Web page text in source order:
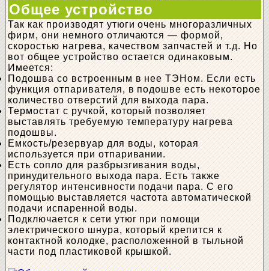
Общее устройство
Так как производят утюги очень многоразличных
фирм, они немного отличаются — формой,
скоростью нагрева, качеством запчастей и т.д. Но
вот общее устройство остается одинаковым.
Имеется:
Подошва со встроенным в нее ТЭНом. Если есть
функция отпаривателя, в подошве есть некоторое
количество отверстий для выхода пара.
Термостат с ручкой, который позволяет
выставлять требуемую температуру нагрева
подошвы.
Емкость/резервуар для воды, которая
используется при отпаривании.
Есть сопло для разбрызгивания воды,
принудительного выхода пара. Есть также
регулятор интенсивности подачи пара. С его
помощью выставляется частота автоматической
подачи испаренной воды.
Подключается к сети утюг при помощи
электрического шнура, который крепится к
контактной колодке, расположенной в тыльной
части под пластиковой крышкой.